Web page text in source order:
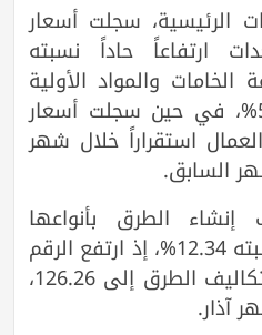
الرئيسية، سجلت أسعار
ارتفاعاً حاداً نسبته
الخامات والمواد الأولية
ارتفاعاً حاداً نسبته 5.44%، في حين سجلت أسعار
استقراراً خلال شهر
الطرق بأنواعها
المختلفة ارتفاعاً حاداً نسبته 12.34%، إذ ارتفع الرقم
القياسي العام لأسعار تكاليف الطرق إلى 126.26،